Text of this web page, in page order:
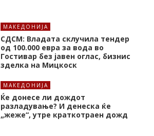
МАКЕДОНИЈА
СДСМ: Владата склучила тендер
од 100.000 евра за вода во
Гостивар без јавен оглас, бизнис
зделка на Мицкоск
МАКЕДОНИЈА
Ќе донесе ли дождот
разладување? И денеска ќе
„жеже“, утре краткотраен дожд